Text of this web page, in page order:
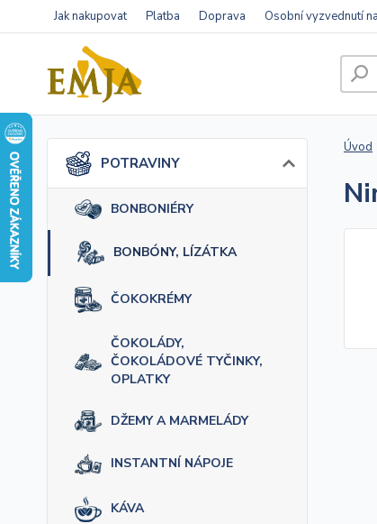
Jak nakupovat Platba Doprava Osobní vyzvednutí
POTRAVINY
BONBONIÉRY
BONBÓNY, LÍZÁTKA
ČOKOKRÉMY
ČOKOLÁDY,
ČOKOLÁDOVÉ TYČINKY,
OPLATKY
DŽEMY A MARMELÁDY
INSTANTNÍ NÁPOJE
KÁVA
Úvod